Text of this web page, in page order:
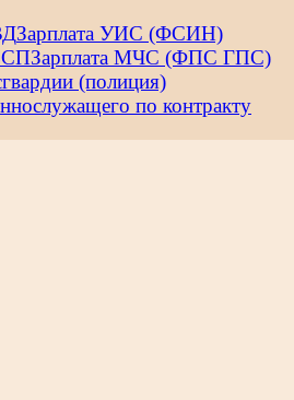
Зарплата УИС (ФСИН)
Зарплата МЧС (ФПС ГПС)
(полиция)
по контракту